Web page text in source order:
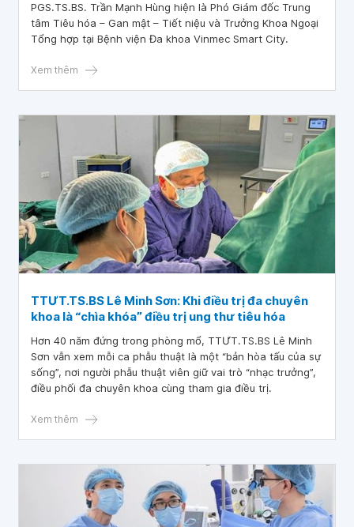
PGS.TS.BS. Trần Mạnh Hùng hiện là Phó Giám đốc Trung
tâm Tiêu hóa – Gan mật – Tiết niệu và Trưởng Khoa Ngoại
Tổng hợp tại Bệnh viện Đa khoa Vinmec Smart City.
Xem thêm
TTƯT.TS.BS Lê Minh Sơn: Khi điều trị đa chuyên
khoa là “chìa khóa” điều trị ung thư tiêu hóa
Hơn 40 năm đứng trong phòng mổ, TTƯT.TS.BS Lê Minh
Sơn vẫn xem mỗi ca phẫu thuật là một “bản hòa tấu của sự
sống”, nơi người phẫu thuật viên giữ vai trò “nhạc trưởng”,
điều phối đa chuyên khoa cùng tham gia điều trị.
Xem thêm